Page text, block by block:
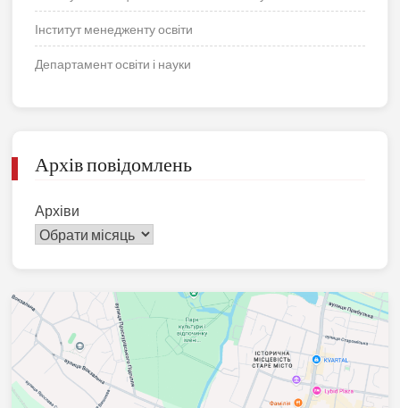
Інститут менедженту освіти
Департамент освіти і науки
Архів повідомлень
Архіви